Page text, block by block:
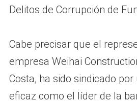
Delitos de Corrupción de
Cabe precisar que el
empresa Weihai
Costa, ha sido sindicado
eficaz como el líder de la